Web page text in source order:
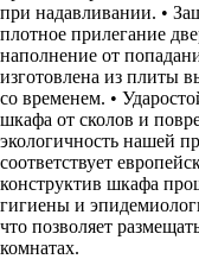
при надавливании. •
плотное прилегание
наполнение от
изготовлена из плиты
со временем. •
шкафа от сколов и
экологичность нашей
соответствует
конструктив шкафа
гигиены и
что позволяет
комнатах.